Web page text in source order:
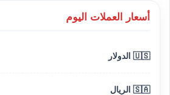
أسعار العملات اليوم
🇺🇸 الدولار
🇸🇦 الريال